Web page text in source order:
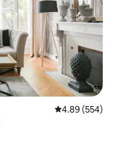
5 ರಲ್ಲಿ 4.89
4.89 (554)